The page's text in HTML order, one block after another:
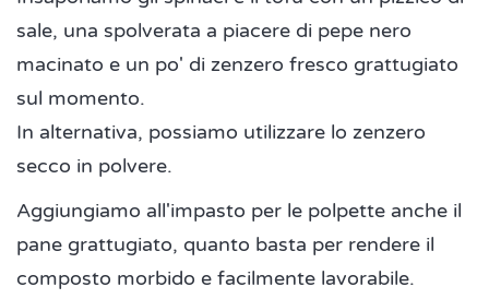
sale, una spolverata a piacere di pepe nero
macinato e un po' di zenzero fresco grattugiato
sul momento.
In alternativa, possiamo utilizzare lo zenzero
secco in polvere.
Aggiungiamo all'impasto per le polpette anche il
pane grattugiato, quanto basta per rendere il
composto morbido e facilmente lavorabile.